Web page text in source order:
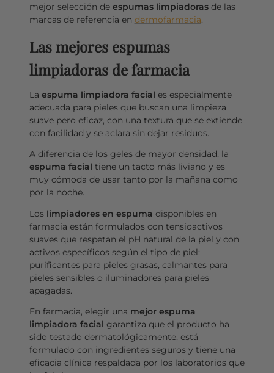
mejor selección de espumas limpiadorasde las
marcas de referencia en dermofarmacia.
Las mejores espumas
limpiadoras de farmacia
La espuma limpiadora facial es especialmente
adecuada para pieles que buscan una limpieza
suave pero eficaz, con una textura que se extiende
con facilidad y se aclara sin dejar residuos.
A diferencia de los geles de mayor densidad, la
espuma facial tiene un tacto más liviano y es
muy cómoda de usar tanto por la mañana como
por la noche.
Los limpiadores en espuma disponibles en
farmacia están formulados con tensioactivos
suaves que respetan el pH natural de la piel y con
activos específicos según el tipo de piel:
purificantes para pieles grasas, calmantes para
pieles sensibles o iluminadores para pieles
apagadas.
En farmacia, elegir una mejor espuma
limpiadora facial garantiza que el producto ha
sido testado dermatológicamente, está
formulado con ingredientes seguros y tiene una
eficacia clínica respaldada por los laboratorios que